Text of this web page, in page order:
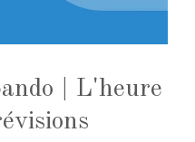
| L'heure